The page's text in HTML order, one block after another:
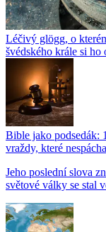
Léčivý glögg, o
švédského krále si
Bible jako podsedák:
vraždy, které
Jeho poslední slova
světové války se stal